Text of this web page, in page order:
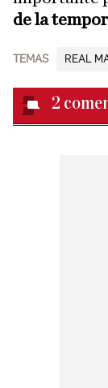
de la
TEMAS REAL
2